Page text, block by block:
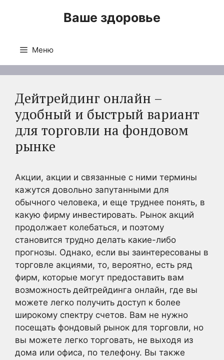
Ваше здоровье
Меню
Дейтрейдинг онлайн –
удобный и быстрый вариант
для торговли на фондовом
рынке
Акции, акции и связанные с ними термины
кажутся довольно запутанными для
обычного человека, и еще труднее понять, в
какую фирму инвестировать. Рынок акций
продолжает колебаться, и поэтому
становится трудно делать какие-либо
прогнозы. Однако, если вы заинтересованы в
торговле акциями, то, вероятно, есть ряд
фирм, которые могут предоставить вам
возможность дейтрейдинга онлайн, где вы
можете легко получить доступ к более
широкому спектру счетов. Вам не нужно
посещать фондовый рынок для торговли, но
вы можете легко торговать, не выходя из
дома или офиса, по телефону. Вы также